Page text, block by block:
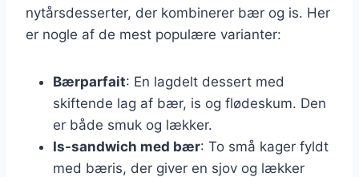
nytårsdesserter, der kombinerer bær og is. Her
er nogle af de mest populære varianter:
Bærparfait: En lagdelt dessert med
skiftende lag af bær, is og flødeskum. Den
er både smuk og lækker.
Is-sandwich med bær: To små kager fyldt
med bæris, der giver en sjov og lækker